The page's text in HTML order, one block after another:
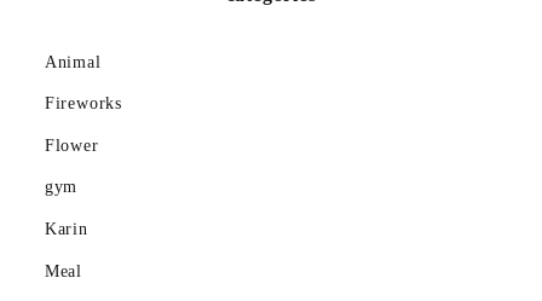
Animal
Fireworks
Flower
gym
Karin
Meal